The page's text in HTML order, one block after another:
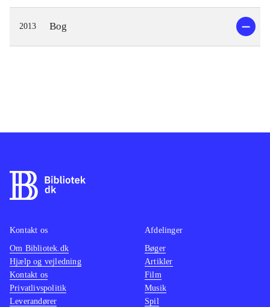
2013 Bog
Kontakt os
Om Bibliotek.dk
Hjælp og vejledning
Kontakt os
Privatlivspolitik
Leverandører
Afdelinger
Bøger
Artikler
Film
Musik
Spil